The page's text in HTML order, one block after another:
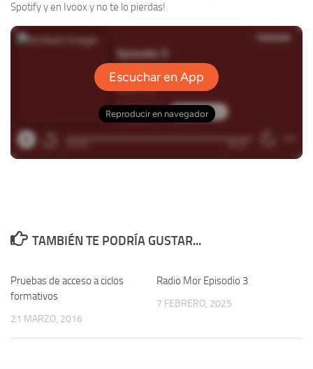
Spotify y en Ivoox y no te lo pierdas!
TAMBIÉN TE PODRÍA GUSTAR...
Pruebas de acceso a ciclos
formativos
21 MARZO, 2016
Radio Mor Episodio 3
7 FEBRERO, 2025